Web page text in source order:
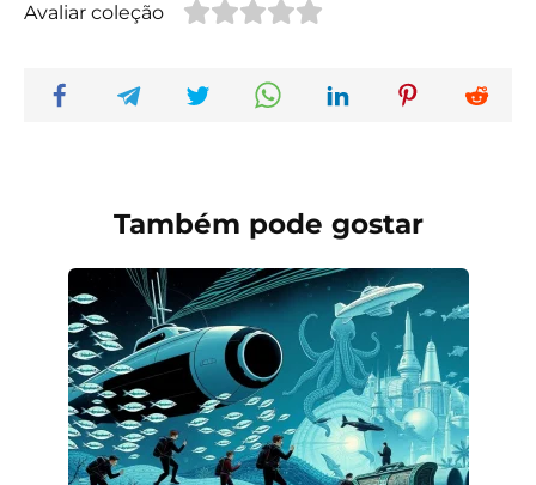
Avaliar coleção
Também pode gostar